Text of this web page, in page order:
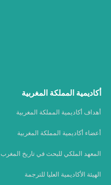
أكاديمية المملكة المغربية
أهداف أكاديمية المملكة المغربية
أعضاء أكاديمية المملكة المغربية
المعهد الملكي للبحث في تاريخ المغرب
الهيئة الأكاديمية العليا للترجمة